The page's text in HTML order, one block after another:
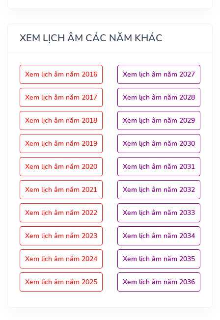
XEM LỊCH ÂM CÁC NĂM KHÁC
Xem lịch âm năm 2016
Xem lịch âm năm 2017
Xem lịch âm năm 2018
Xem lịch âm năm 2019
Xem lịch âm năm 2020
Xem lịch âm năm 2021
Xem lịch âm năm 2022
Xem lịch âm năm 2023
Xem lịch âm năm 2024
Xem lịch âm năm 2025
Xem lịch âm năm 2027
Xem lịch âm năm 2028
Xem lịch âm năm 2029
Xem lịch âm năm 2030
Xem lịch âm năm 2031
Xem lịch âm năm 2032
Xem lịch âm năm 2033
Xem lịch âm năm 2034
Xem lịch âm năm 2035
Xem lịch âm năm 2036